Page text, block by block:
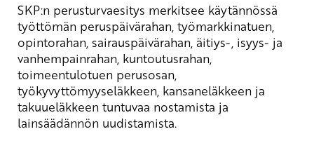
SKP:n perusturvaesitys merkitsee käytännössä
työttömän peruspäivärahan, työmarkkinatuen,
opintorahan, sairauspäivärahan, äitiys-, isyys- ja
vanhempainrahan, kuntoutusrahan,
toimeentulotuen perusosan,
työkyvyttömyyseläkkeen, kansaneläkkeen ja
takuueläkkeen tuntuvaa nostamista ja
lainsäädännön uudistamista.